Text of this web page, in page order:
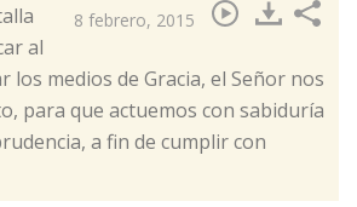
8 febrero, 2015
al
los medios de Gracia, el Señor nos
para que actuemos con sabiduría
a fin de cumplir con